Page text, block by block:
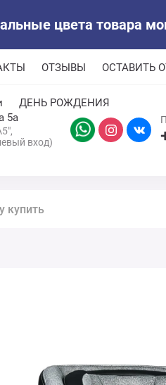
цвета товара
ОТЗЫВЫ ОСТАВИТЬ
ДЕНЬ РОЖДЕНИЯ
5а
вход)